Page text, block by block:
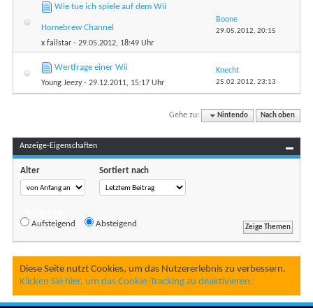
Wie tue ich spiele auf dem Wii
Homebrew Channel
x failstar - 29.05.2012, 18:49 Uhr
Boone
29.05.2012, 20:15
Wertfrage einer Wii
Young Jeezy- 29.12.2011, 15:17 Uhr
Knecht
25.02.2012, 23:13
Gehe zu: Nintendo Nach oben
Anzeige-Eigenschaften
Alter Sortiert nach
Aufsteigend Absteigend
Diese Seite nutzt Cookies, um das Nutzererlebnis zu verbessern.
Klicken Sie hier, um das Cookie-Tracking zu deaktivieren.